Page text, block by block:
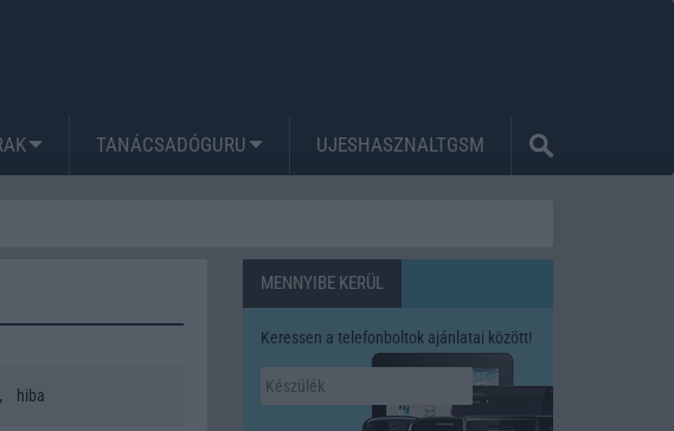
TANÁCSADÓGURU UJESHASZNALTGSM
, hiba
MENNYIBE KERÜL
Keressen a telefonboltok ajánlatai között!